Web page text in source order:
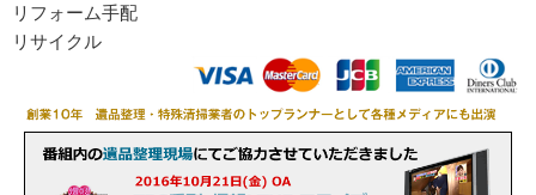
リフォーム手配
リサイクル